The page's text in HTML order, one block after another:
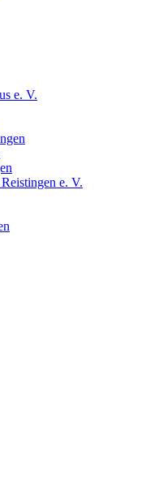
e. V.
e. V.